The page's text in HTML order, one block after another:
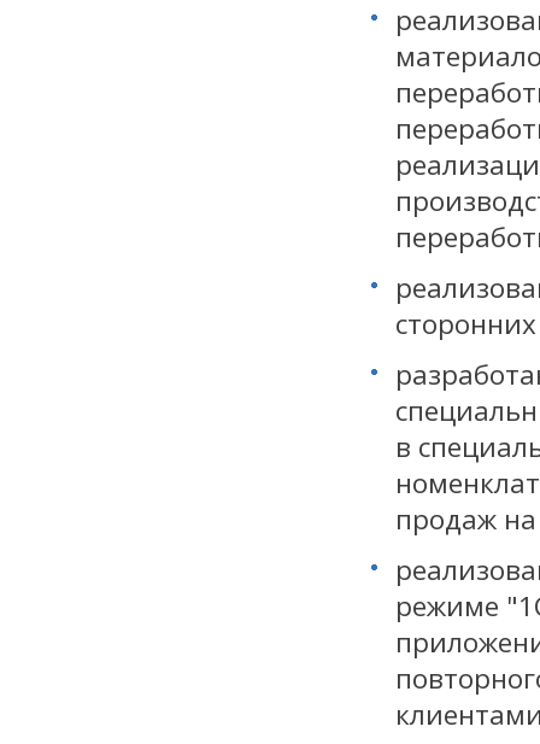
в
продаж на
режиме